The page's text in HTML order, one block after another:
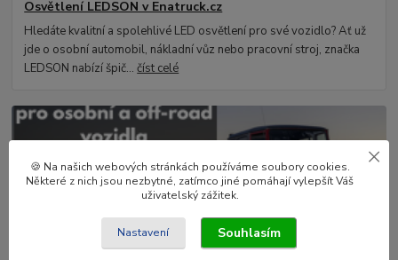
Osvětlení LEDSON v Enatruck.cz
Hledáte kvalitní a spolehlivé LED osvětlení pro své vozidlo? Ať už
jde o osobní automobil, nákladní vůz nebo pracovní stroj, značka
LEDSON nabízí špič...číst celé
🍪 Na našich webových stránkách používáme soubory cookies.
Některé z nich jsou nezbytné, zatímco jiné pomáhají vylepšít Váš
uživatelský zážitek.
Nastavení Souhlasím